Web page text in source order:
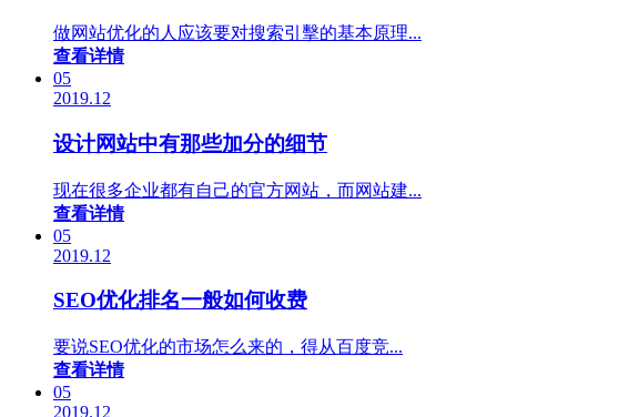
做网站优化的人应该要对搜索引擊的基本原理...
查看详情
05
2019.12
设计网站中有那些加分的细节
现在很多企业都有自己的官方网站，而网站建...
查看详情
05
2019.12
SEO优化排名一般如何收费
要说SEO优化的市场怎么来的，得从百度竞...
查看详情
05
2019.12